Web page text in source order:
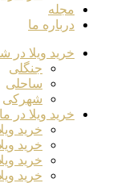
مجله
درباره ما
خرید ویلا در
جنگلی
ساحلی
شهرکی
خرید ویلا در
خرید
خرید
خرید
خرید